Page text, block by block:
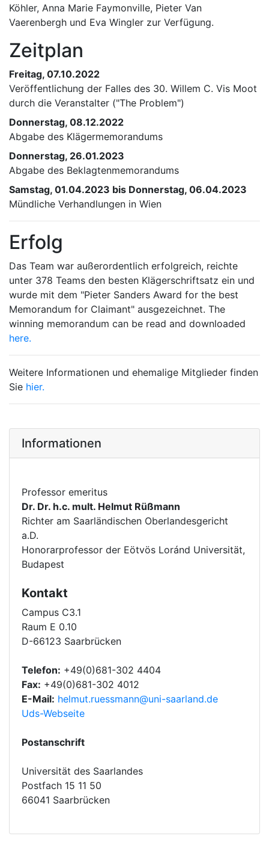
Köhler, Anna Marie Faymonville, Pieter Van
Vaerenbergh und Eva Wingler zur Verfügung.
Zeitplan
Freitag, 07.10.2022
Veröffentlichung der Falles des 30. Willem C. Vis Moot
durch die Veranstalter ("The Problem")
Donnerstag, 08.12.2022
Abgabe des Klägermemorandums
Donnerstag, 26.01.2023
Abgabe des Beklagtenmemorandums
Samstag, 01.04.2023 bis Donnerstag, 06.04.2023
Mündliche Verhandlungen in Wien
Erfolg
Das Team war außerordentlich erfolgreich, reichte
unter 378 Teams den besten Klägerschriftsatz ein und
wurde mit dem "Pieter Sanders Award for the best
Memorandum for Claimant" ausgezeichnet. The
winning memorandum can be read and downloaded
here.
Weitere Informationen und ehemalige Mitglieder finden
Sie hier.
Informationen
Professor emeritus
Dr. Dr. h.c. mult. Helmut Rüßmann
Richter am Saarländischen Oberlandesgericht
a.D.
Honorarprofessor der Eötvös Loránd Universität,
Budapest
Kontakt
Campus C3.1
Raum E 0.10
D-66123 Saarbrücken
Telefon: +49(0)681-302 4404
Fax: +49(0)681-302 4012
E-Mail: helmut.ruessmann@uni-saarland.de
Uds-Webseite
Postanschrift
Universität des Saarlandes
Postfach 15 11 50
66041 Saarbrücken